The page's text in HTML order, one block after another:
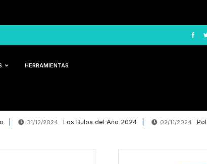
HERRAMIENTAS
31/12/2024 Los Bulos del Año 2024 02/11/2024